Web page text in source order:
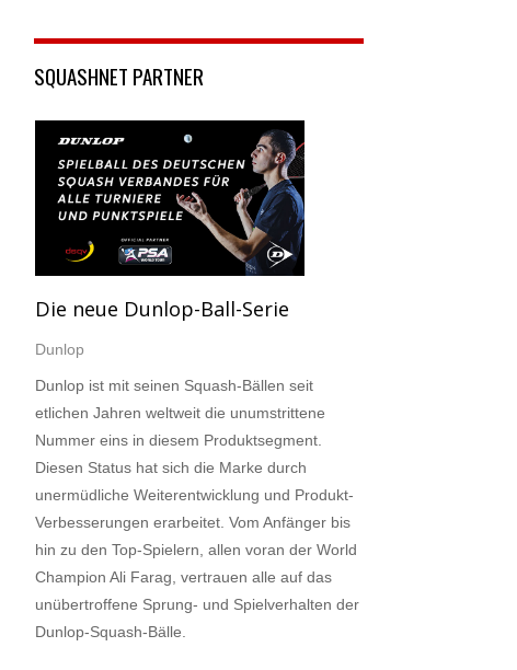
SQUASHNET PARTNER
Die neue Dunlop-Ball-Serie
Dunlop
Dunlop ist mit seinen Squash-Bällen seit
etlichen Jahren weltweit die unumstrittene
Nummer eins in diesem Produktsegment.
Diesen Status hat sich die Marke durch
unermüdliche Weiterentwicklung und Produkt-
Verbesserungen erarbeitet. Vom Anfänger bis
hin zu den Top-Spielern, allen voran der World
Champion Ali Farag, vertrauen alle auf das
unübertroffene Sprung- und Spielverhalten der
Dunlop-Squash-Bälle.